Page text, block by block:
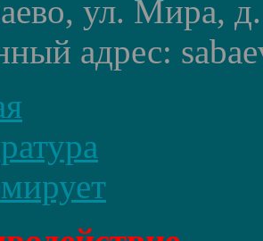
ул. Мира,
адрес: